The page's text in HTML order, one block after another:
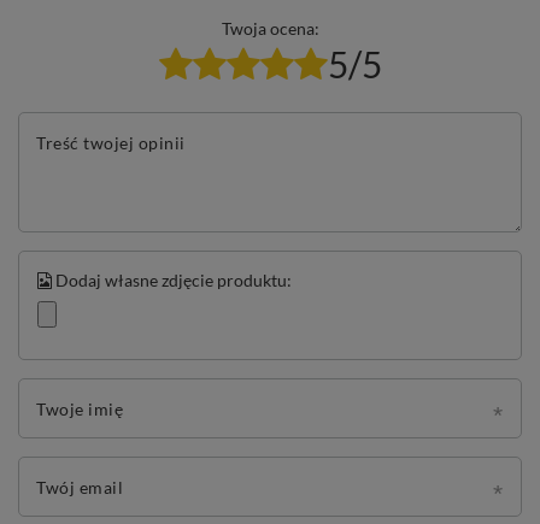
Twoja ocena:
5/5
Treść twojej opinii
Dodaj własne zdjęcie produktu:
Twoje imię
Twój email